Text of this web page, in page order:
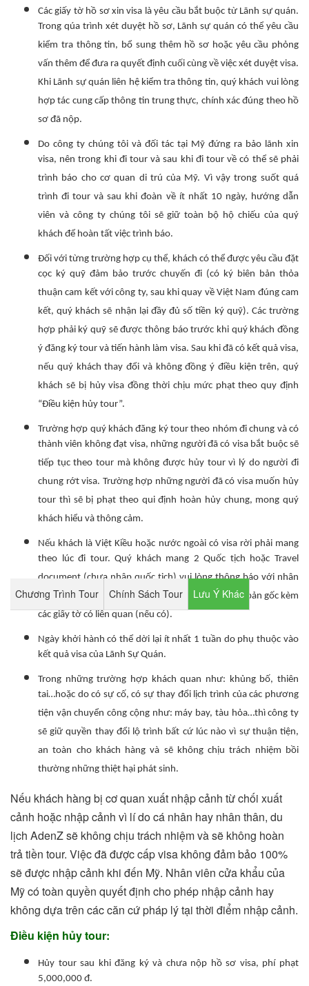
Chương Trình Tour Chính Sách Tour Lưu Ý Khác
Các giấy tờ hồ sơ xin visa là yêu cầu bắt buộc từ Lãnh sự quán.
Trong qúa trình xét duyệt hồ sơ, Lãnh sự quán có thể yêu cầu
kiểm tra thông tin, bổ sung thêm hồ sơ hoặc yêu cầu phỏng
vấn thêm để đưa ra quyết định cuối cùng về việc xét duyệt visa.
Khi Lãnh sự quán liên hệ kiểm tra thông tin, quý khách vui lòng
hợp tác cung cấp thông tin trung thực, chính xác đúng theo hồ
sơ đã nộp.
Do công ty chúng tôi và đối tác tại Mỹ đứng ra bảo lãnh xin
visa, nên trong khi đi tour và sau khi đi tour về có thể sẽ phải
trình báo cho cơ quan di trú của Mỹ. Vì vậy trong suốt quá
trình đi tour và sau khi đoàn về ít nhất 10 ngày, hướng dẫn
viên và công ty chúng tôi sẽ giữ toàn bộ hộ chiếu của quý
khách để hoàn tất việc trình báo.
Đối với từng trường hợp cụ thể, khách có thể được yêu cầu đặt
cọc ký quỹ đảm bảo trước chuyến đi (có ký biên bản thỏa
thuận cam kết với công ty, sau khi quay về Việt Nam đúng cam
kết, quý khách sẽ nhận lại đầy đủ số tiền ký quỹ). Các trường
hợp phải ký quỹ sẽ được thông báo trước khi quý khách đồng
ý đăng ký tour và tiến hành làm visa. Sau khi đã có kết quả visa,
nếu quý khách thay đổi và không đồng ý điều kiện trên, quý
khách sẽ bị hủy visa đồng thời chịu mức phạt theo quy định
“Điều kiện hủy tour”.
Trường hợp quý khách đăng ký tour theo nhóm đi chung và có
thành viên không đạt visa, những người đã có visa bắt buộc sẽ
tiếp tục theo tour mà không được hủy tour vì lý do người đi
chung rớt visa. Trường hợp những người đã có visa muốn hủy
tour thì sẽ bị phạt theo qui định hoàn hủy chung, mong quý
khách hiểu và thông cảm.
Nếu khách là Việt Kiều hoặc nước ngoài có visa rời phải mang
theo lúc đi tour. Quý khách mang 2 Quốc tịch hoặc Travel
document (chưa nhập quốc tịch) vui lòng thông báo với nhân
viên bán tour ngay thời điểm đăng ký tour và nộp bản gốc kèm
các giấy tờ có liên quan (nếu có).
Ngày khởi hành có thể dời lại ít nhất 1 tuần do phụ thuộc vào
kết quả visa của Lãnh Sự Quán.
Trong những trường hợp khách quan như: khủng bố, thiên
tai…hoặc do có sự cố, có sự thay đổi lịch trình của các phương
tiện vận chuyển công cộng như: máy bay, tàu hỏa…thì công ty
sẽ giữ quyền thay đổi lộ trình bất cứ lúc nào vì sự thuận tiện,
an toàn cho khách hàng và sẽ không chịu trách nhiệm bồi
thường những thiệt hại phát sinh.
Nếu khách hàng bị cơ quan xuất nhập cảnh từ chối xuất
cảnh hoặc nhập cảnh vì lí do cá nhân hay nhân thân, du
lịch AdenZ sẽ không chịu trách nhiệm và sẽ không hoàn
trả tiền tour. Việc đã được cấp visa không đảm bảo 100%
sẽ được nhập cảnh khi đến Mỹ. Nhân viên cửa khẩu của
Mỹ có toàn quyền quyết định cho phép nhập cảnh hay
không dựa trên các căn cứ pháp lý tại thời điểm nhập cảnh.
Điều kiện hủy tour:
Hủy tour sau khi đăng ký và chưa nộp hồ sơ visa, phí phạt
5,000,000 đ.